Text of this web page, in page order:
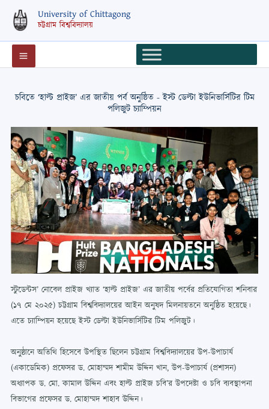
content
University of Chittagong
চট্টগ্রাম বিশ্ববিদ্যালয়
চবিতে ‘হাল্ট প্রাইজ’ এর জাতীয় পর্ব অনুষ্ঠিত - ইস্ট ডেল্টা ইউনিভার্সিটির টিম
পলিজুট চ্যাম্পিয়ন
স্টুডেন্টস’ নোবেল প্রাইজ খ্যাত ‘হাল্ট প্রাইজ’ এর জাতীয় পর্বের প্রতিযোগিতা শনিবার
(১৭ মে ২০২৫) চট্টগ্রাম বিশ্ববিদ্যালয়ের আইন অনুষদ মিলনায়তনে অনুষ্ঠিত হয়েছে।
এতে চ্যাম্পিয়ন হয়েছে ইস্ট ডেল্টা ইউনিভার্সিটির টিম পলিজুট।
অনুষ্ঠানে অতিথি হিসেবে উপস্থিত ছিলেন চট্টগ্রাম বিশ্ববিদ্যালয়ের উপ-উপাচার্য
(একাডেমিক) প্রফেসর ড. মোহাম্মদ শামীম উদ্দিন খান, উপ-উপাচার্য (প্রশাসন)
অধ্যাপক ড. মো. কামাল উদ্দিন এবং হাল্ট প্রাইজ চবি’র উপদেষ্টা ও চবি ব্যবস্থাপনা
বিভাগের প্রফেসর ড. মোহাম্মদ শাহাব উদ্দিন।